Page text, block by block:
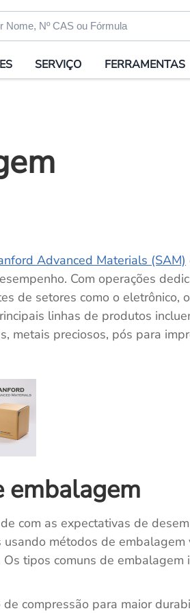
SERVIÇO FERRAMENTAS
Advanced Materials (SAM)
Com operações
de setores como o eletrônico,
linhas de produtos
metais preciosos, pós para
embalagem
com as expectativas de
métodos de embalagem
tipos comuns de embalagem
compressão para maior
(Liga